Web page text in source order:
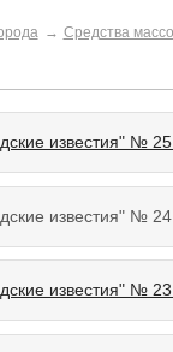
Средства
известия" №
известия" №
известия" №